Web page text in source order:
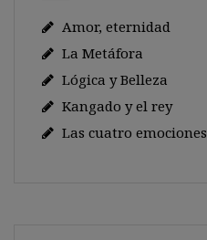
Amor, eternidad
La Metáfora
Lógica y Belleza
Kangado y el rey
Las cuatro emociones